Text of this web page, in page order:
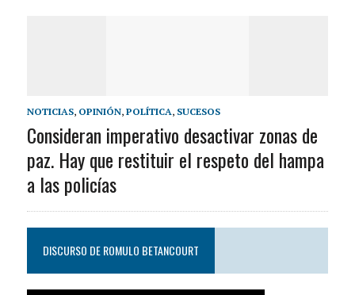
NOTICIAS, OPINIÓN, POLÍTICA, SUCESOS
Consideran imperativo desactivar zonas de
paz. Hay que restituir el respeto del hampa
a las policías
DISCURSO DE ROMULO BETANCOURT